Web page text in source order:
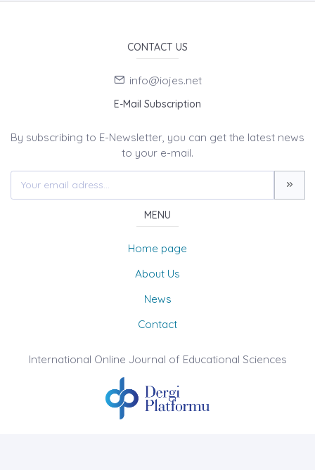
CONTACT US
info@iojes.net
E-Mail Subscription
By subscribing to E-Newsletter, you can get the latest news
to your e-mail.
MENU
Home page
About Us
News
Contact
International Online Journal of Educational Sciences